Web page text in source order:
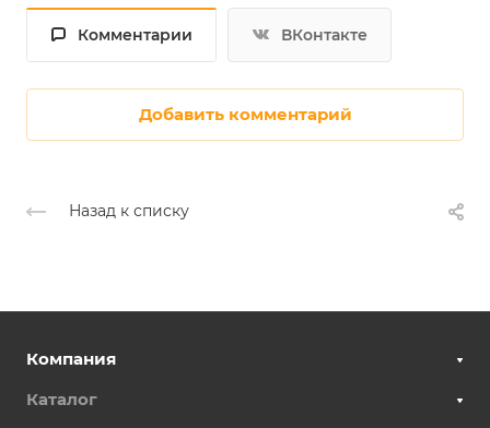
Комментарии ВКонтакте
Добавить комментарий
Назад к списку
Компания
Каталог